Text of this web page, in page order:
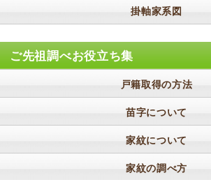
掛軸家系図
ご先祖調べお役立ち集
戸籍取得の方法
苗字について
家紋について
家紋の調べ方